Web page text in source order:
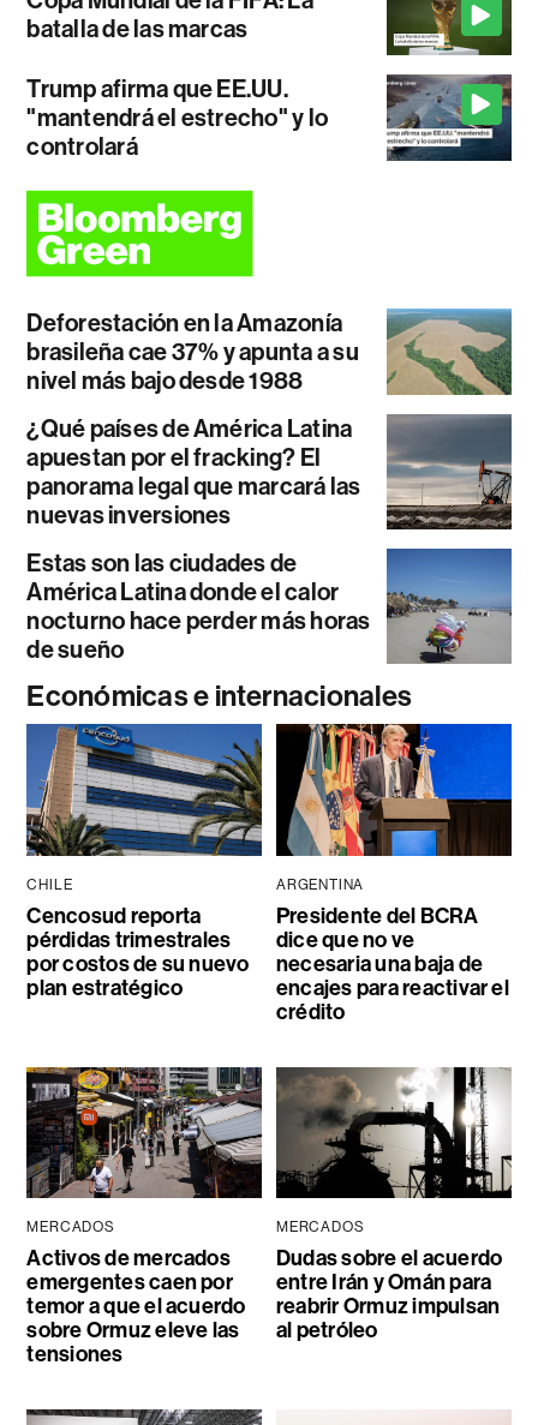
batalla de las marcas
Trump afirma que EE.UU.
"mantendrá el estrecho" y lo
controlará
Deforestación en la Amazonía
brasileña cae 37% y apunta a su
nivel más bajo desde 1988
¿Qué países de América Latina
apuestan por el fracking? El
panorama legal que marcará las
nuevas inversiones
Estas son las ciudades de
América Latina donde el calor
nocturno hace perder más horas
de sueño
Económicas e internacionales
CHILE
Cencosud reporta
pérdidas trimestrales
por costos de su nuevo
plan estratégico
ARGENTINA
Presidente del BCRA
dice que no ve
necesaria una baja de
encajes para reactivar el
crédito
MERCADOS
Activos de mercados
emergentes caen por
temor a que el acuerdo
sobre Ormuz eleve las
tensiones
MERCADOS
Dudas sobre el acuerdo
entre Irán y Omán para
reabrir Ormuz impulsan
al petróleo